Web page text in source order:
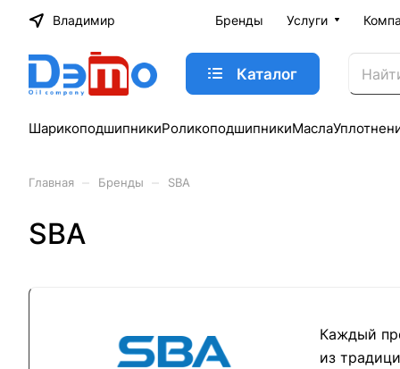
Владимир Бренды Услуги
Каталог
ШарикоподшипникиРоликоподшипникиМасла
Главная Бренды SBA
SBA
Каждый
из